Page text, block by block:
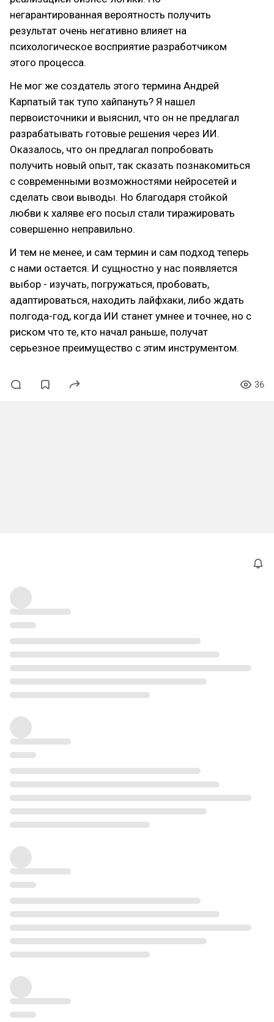
негарантированная вероятность получить
результат очень негативно влияет на
психологическое восприятие разработчиком
этого процесса.
Не мог же создатель этого термина Андрей
Карпатый так тупо хайпануть? Я нашел
первоисточники и выяснил, что он не предлагал
разрабатывать готовые решения через ИИ.
Оказалось, что он предлагал попробовать
получить новый опыт, так сказать познакомиться
с современными возможностями нейросетей и
сделать свои выводы. Но благодаря стойкой
любви к халяве его посыл стали тиражировать
совершенно неправильно.
И тем не менее, и сам термин и сам подход теперь
с нами остается. И сущностно у нас появляется
выбор - изучать, погружаться, пробовать,
адаптироваться, находить лайфхаки, либо ждать
полгода-год, когда ИИ станет умнее и точнее, но с
риском что те, кто начал раньше, получат
серьезное преимущество с этим инструментом.
36